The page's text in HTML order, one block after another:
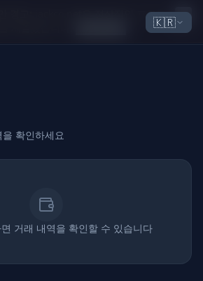
경고:
jackco.net은 정상적인 프로토
제출했습니다.
🇰🇷
확인하세요
거래 내역을 확인할 수 있습니다